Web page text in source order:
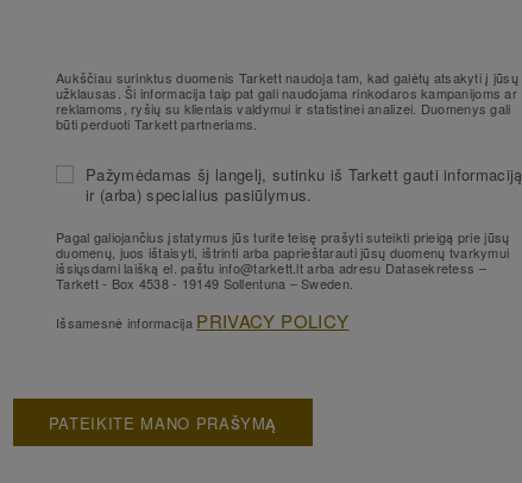
Aukščiau surinktus duomenis Tarkett naudoja tam, kad galėtų atsakyti į jūsų
užklausas. Ši informacija taip pat gali naudojama rinkodaros kampanijoms ar
reklamoms, ryšių su klientais valdymui ir statistinei analizei. Duomenys gali
būti perduoti Tarkett partneriams.
Pažymėdamas šį langelį, sutinku iš Tarkett gauti informaciją
ir (arba) specialius pasiūlymus.
Pagal galiojančius įstatymus jūs turite teisę prašyti suteikti prieigą prie jūsų
duomenų, juos ištaisyti, ištrinti arba paprieštarauti jūsų duomenų tvarkymui
išsiųsdami laišką el. paštu info@tarkett.lt arba adresu Datasekretess –
Tarkett - Box 4538 - 19149 Sollentuna – Sweden.
Išsamesnė informacija PRIVACY POLICY
PATEIKITE MANO PRAŠYMĄ